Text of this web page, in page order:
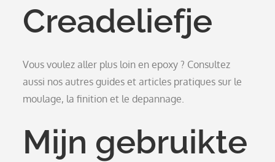
Creadeliefje
Vous voulez aller plus loin en epoxy ? Consultez
aussi nos autres guides et articles pratiques sur le
moulage, la finition et le depannage.
Mijn gebruikte